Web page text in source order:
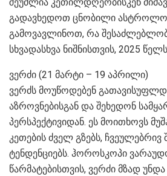
გადავხედოთ ცნობილი
გამოვავლინოთ, რა
სხვადასხვა ნიშნისთვის, 2025
ვერძი (21 მარტი – 19 აპრილი)
ვერძს მოუწოდებენ
აზროვნებისგან და შეხედონ
პერსპექტივიდან. ეს მოითხოვს
კეთების ძველ გზებს, ჩვეულებრივ
ტენდენციებს. ჰოროსკოპი
წარმატებისთვის, ვერძი მზად